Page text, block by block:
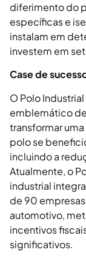
diferimento do
específicas e
instalam em
investem em
Case de
O Polo
emblemático
transformar
polo se
incluindo a
Atualmente, o
industrial
de 90
automotivo,
incentivos
significativos.